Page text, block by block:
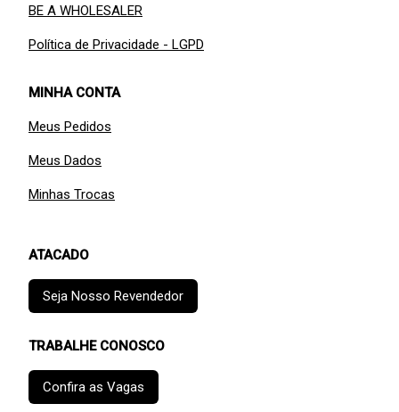
BE A WHOLESALER
Política de Privacidade - LGPD
MINHA CONTA
Meus Pedidos
Meus Dados
Minhas Trocas
ATACADO
Seja Nosso Revendedor
TRABALHE CONOSCO
Confira as Vagas